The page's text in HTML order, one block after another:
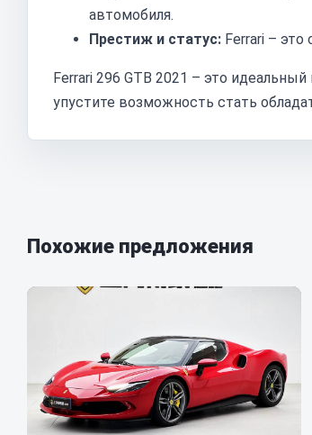
автомобиля.
Престиж и статус: Ferrari –
Ferrari 296 GTB 2021 – это
упустите возможность стать
Похожие предложения